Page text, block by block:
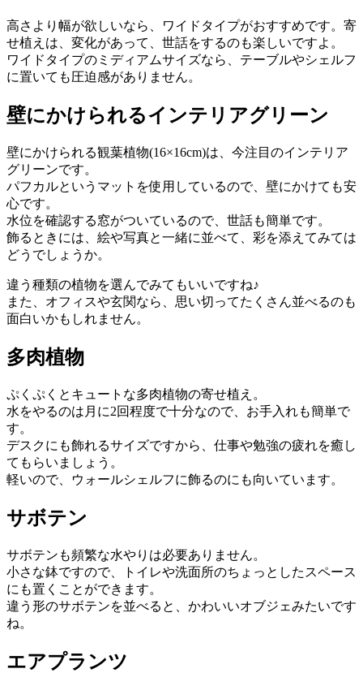
高さより幅が欲しいなら、ワイドタイプがおすすめです。寄
せ植えは、変化があって、世話をするのも楽しいですよ。
ワイドタイプのミディアムサイズなら、テーブルやシェルフ
に置いても圧迫感がありません。
壁にかけられるインテリアグリーン
壁にかけられる観葉植物(16×16cm)は、今注目のインテリア
グリーンです。
パフカルというマットを使用しているので、壁にかけても安
心です。
水位を確認する窓がついているので、世話も簡単です。
飾るときには、絵や写真と一緒に並べて、彩を添えてみては
どうでしょうか。
違う種類の植物を選んでみてもいいですね♪
また、オフィスや玄関なら、思い切ってたくさん並べるのも
面白いかもしれません。
多肉植物
ぷくぷくとキュートな多肉植物の寄せ植え。
水をやるのは月に2回程度で十分なので、お手入れも簡単で
す。
デスクにも飾れるサイズですから、仕事や勉強の疲れを癒し
てもらいましょう。
軽いので、ウォールシェルフに飾るのにも向いています。
サボテン
サボテンも頻繁な水やりは必要ありません。
小さな鉢ですので、トイレや洗面所のちょっとしたスペース
にも置くことができます。
違う形のサボテンを並べると、かわいいオブジェみたいです
ね。
エアプランツ